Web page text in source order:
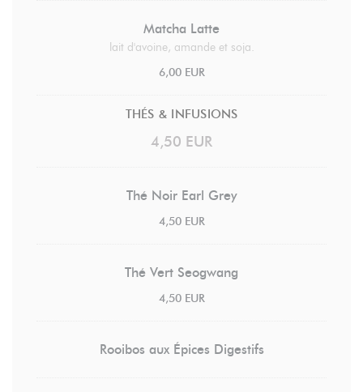
Matcha Latte
lait d'avoine, amande et soja.
6,00 EUR
THÉS & INFUSIONS
4,50 EUR
Thé Noir Earl Grey
4,50 EUR
Thé Vert Seogwang
4,50 EUR
Rooibos aux Épices Digestifs